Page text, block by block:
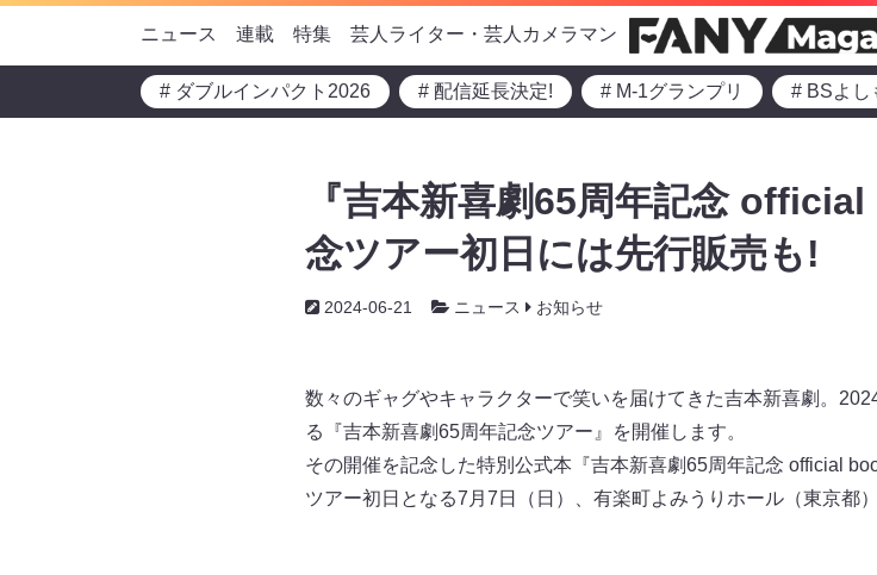
ニュース 連載 特集 芸人ライター・芸人カメラマン
# ダブルインパクト2026 # 配信延長決定! # M-1グランプリ # BSよし
『吉本新喜劇65周年記念
念ツアー初日には先行販売も!
2024-06-21 ニュース お知らせ
数々のギャグやキャラクターで笑いを届けてきた吉本新喜劇。
る『吉本新喜劇65周年記念ツアー』を開催します。
その開催を記念した特別公式本『吉本新喜劇65周年記念 official
ツアー初日となる7月7日（日）、有楽町よみうりホール（東京都